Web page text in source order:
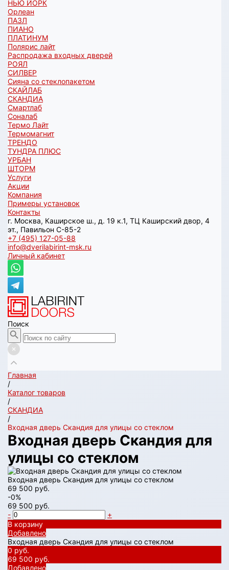
НЬЮ ЙОРК
Орлеан
ПАЗЛ
ПИАНО
ПЛАТИНУМ
Полярис лайт
Распродажа входных дверей
РОЯЛ
СИЛВЕР
Сияна со стеклопакетом
СКАЙЛАБ
СКАНДИA
Смартлаб
Соналаб
Термо Лайт
Термомагнит
ТРЕНДО
ТУНДРА ПЛЮС
УРБАН
ШТОРМ
Услуги
Акции
Компания
Примеры установок
Контакты
г. Москва, Каширское ш., д. 19 к.1, ТЦ Каширский двор, 4
эт., Павильон C-85-2
+7 (495) 127-05-88‬
info@dverilabirint-msk.ru
Личный кабинет
Поиск
Главная
/
Каталог товаров
/
СКАНДИA
/
Входная дверь Скандия для улицы со стеклом
Входная дверь Скандия для
улицы со стеклом
Входная дверь Скандия для улицы со стеклом
69 500 руб.
-0%
69 500 руб.
-
+
В корзину
Добавлено
Входная дверь Скандия для улицы со стеклом
0 руб.
69 500 руб.
Добавлено